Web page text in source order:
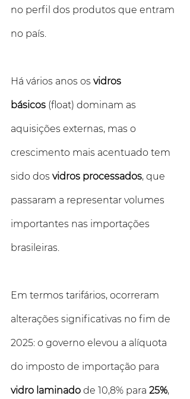
no perfil dos produtos que entram
no país.
Há vários anos os vidros
básicos (float) dominam as
aquisições externas, mas o
crescimento mais acentuado tem
sido dos vidros processados, que
passaram a representar volumes
importantes nas importações
brasileiras.
Em termos tarifários, ocorreram
alterações significativas no fim de
2025: o governo elevou a alíquota
do imposto de importação para
vidro laminado de 10,8% para 25%,